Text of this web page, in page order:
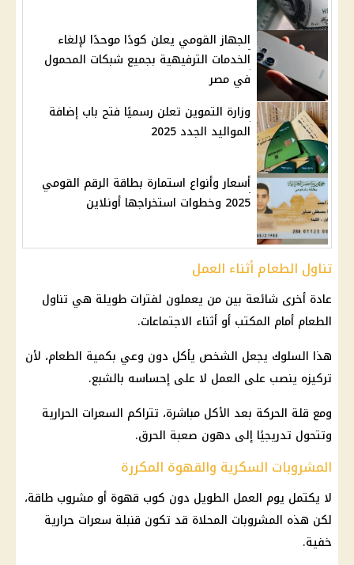
الجهاز القومي يعلن كودًا موحدًا لإلغاء
الخدمات الترفيهية بجميع شبكات المحمول
في مصر
وزارة التموين تعلن رسميًا فتح باب إضافة
المواليد الجدد 2025
أسعار وأنواع استمارة بطاقة الرقم القومي
2025 وخطوات استخراجها أونلاين
تناول الطعام أثناء العمل
عادة أخرى شائعة بين من يعملون لفترات طويلة هي تناول
الطعام أمام المكتب أو أثناء الاجتماعات.
هذا السلوك يجعل الشخص يأكل دون وعي بكمية الطعام، لأن
تركيزه ينصب على العمل لا على إحساسه بالشبع.
ومع قلة الحركة بعد الأكل مباشرة، تتراكم السعرات الحرارية
وتتحول تدريجيًا إلى دهون صعبة الحرق.
المشروبات السكرية والقهوة المكررة
لا يكتمل يوم العمل الطويل دون كوب قهوة أو مشروب طاقة،
لكن هذه المشروبات المحلاة قد تكون قنبلة سعرات حرارية
خفية.